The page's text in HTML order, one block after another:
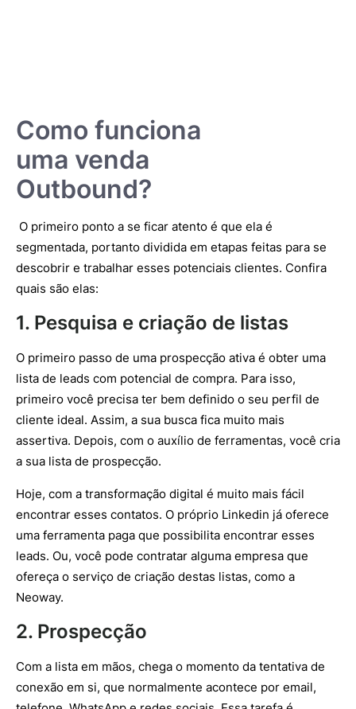
Como funciona
uma venda
Outbound?
O primeiro ponto a se ficar atento é que ela é
segmentada, portanto dividida em etapas feitas para se
descobrir e trabalhar esses potenciais clientes. Confira
quais são elas:
1. Pesquisa e criação de listas
O primeiro passo de uma prospecção ativa é obter uma
lista de leads com potencial de compra. Para isso,
primeiro você precisa ter bem definido o seu perfil de
cliente ideal. Assim, a sua busca fica muito mais
assertiva. Depois, com o auxílio de ferramentas, você cria
a sua lista de prospecção.
Hoje, com a transformação digital é muito mais fácil
encontrar esses contatos. O próprio Linkedin já oferece
uma ferramenta paga que possibilita encontrar esses
leads. Ou, você pode contratar alguma empresa que
ofereça o serviço de criação destas listas, como a
Neoway.
2. Prospecção
Com a lista em mãos, chega o momento da tentativa de
conexão em si, que normalmente acontece por email,